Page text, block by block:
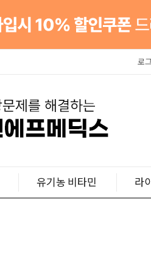
로
유기농 비타민 라